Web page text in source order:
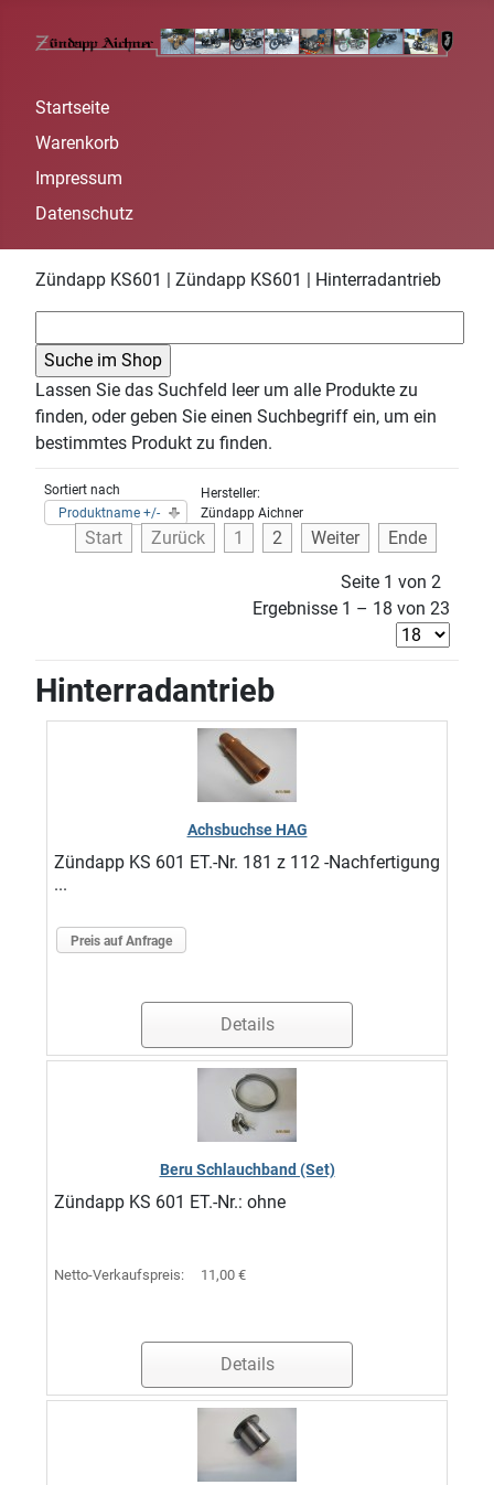
Startseite
Warenkorb
Impressum
Datenschutz
Zündapp KS601 | Zündapp KS601 | Hinterradantrieb
Lassen Sie das Suchfeld leer um alle Produkte zu
finden, oder geben Sie einen Suchbegriff ein, um ein
bestimmtes Produkt zu finden.
Sortiert nach
Produktname +/-
Hersteller:
Zündapp Aichner
Start Zurück 1 2 Weiter Ende
Seite 1 von 2
Ergebnisse 1 – 18 von 23
Hinterradantrieb
Achsbuchse HAG
Zündapp KS 601 ET.-Nr. 181 z 112 -Nachfertigung
...
Preis auf Anfrage
Details
Beru Schlauchband (Set)
Zündapp KS 601 ET.-Nr.: ohne
Netto-Verkaufspreis: 11,00 €
Details